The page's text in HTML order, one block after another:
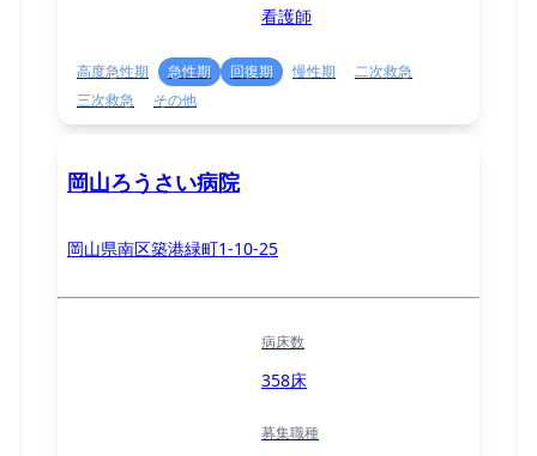
看護師
高度急性期 急性期 回復期 慢性期
二次救急
三次救急
その他
岡山ろうさい病院
岡山県南区築港緑町1-10-25
病床数
358床
募集職種